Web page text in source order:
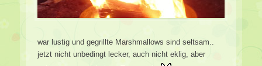
war lustig und gegrillte Marshmallows sind seltsam..
jetzt nicht unbedingt lecker, auch nicht eklig, aber